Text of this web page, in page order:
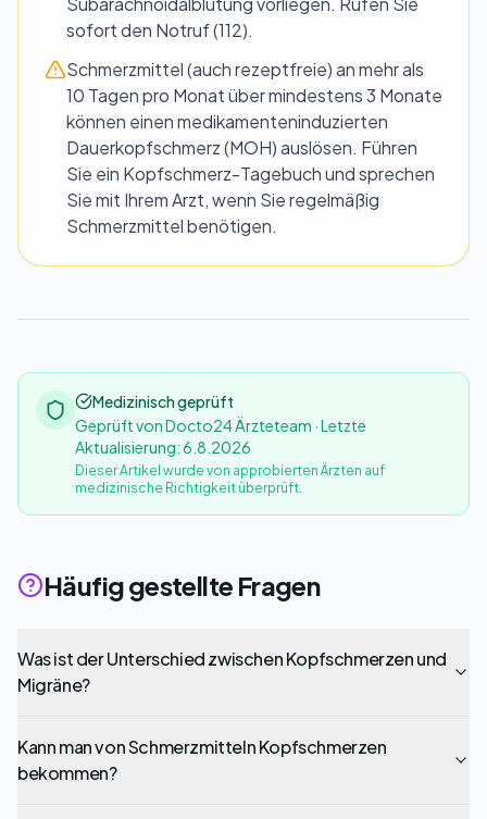
sofort den Notruf (112).
Schmerzmittel (auch rezeptfreie) an mehr als
10 Tagen pro Monat über mindestens 3 Monate
können einen medikamenteninduzierten
Dauerkopfschmerz (MOH) auslösen. Führen
Sie ein Kopfschmerz-Tagebuch und sprechen
Sie mit Ihrem Arzt, wenn Sie regelmäßig
Schmerzmittel benötigen.
Medizinisch geprüft
Geprüft von Docto24 Ärzteteam · Letzte
Aktualisierung: 6.8.2026
Dieser Artikel wurde von approbierten Ärzten auf
medizinische Richtigkeit überprüft.
Häufig gestellte Fragen
Was ist der Unterschied zwischen Kopfschmerzen und
Migräne?
Kann man von Schmerzmitteln Kopfschmerzen
bekommen?